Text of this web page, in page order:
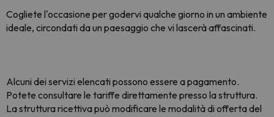
Cogliete l'occasione per godervi qualche giorno in un ambiente
ideale, circondati da un paesaggio che vi lascerà affascinati.
Alcuni dei servizi elencati possono essere a pagamento.
Potete consultare le tariffe direttamente presso la struttura.
La struttura ricettiva può modificare le modalità di offerta del